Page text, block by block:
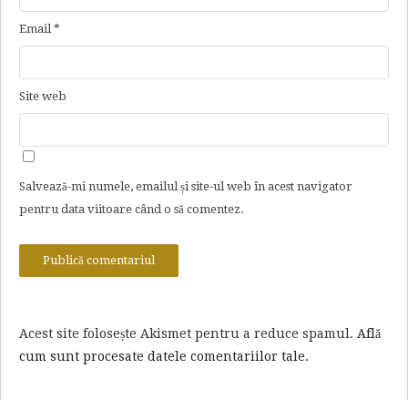
Email*
Site web
Salvează-mi numele, emailul și site-ul web în acest navigator
pentru data viitoare când o să comentez.
Acest site folosește Akismet pentru a reduce spamul. Află
cum sunt procesate datele comentariilor tale.